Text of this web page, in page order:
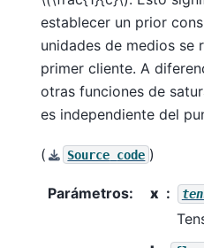
establecer un prior
unidades de medios se
primer cliente. A
otras funciones de
es independiente del
( Source code )
Parámetros: x